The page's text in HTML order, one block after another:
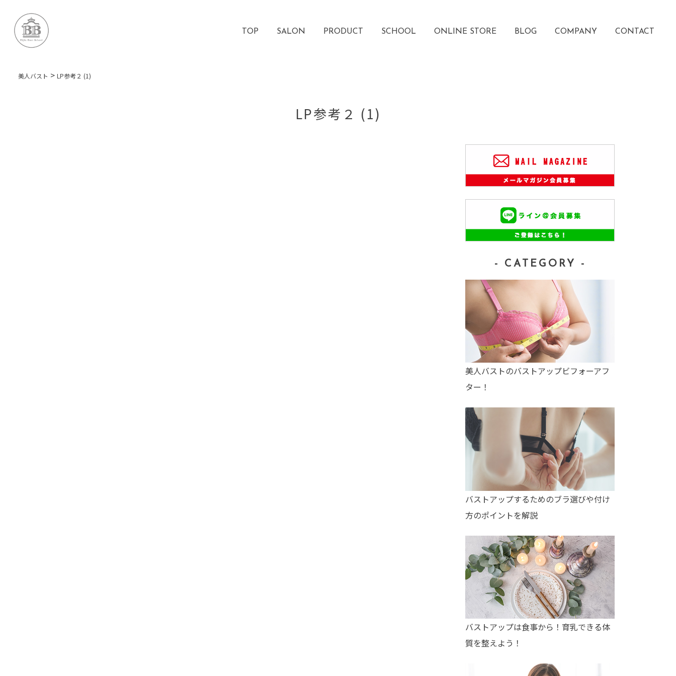
TOP SALON PRODUCT SCHOOL ONLINE STORE BLOG COMPANY CONTACT
美人バスト > LP参考２ (1)
LP参考２ (1)
- CATEGORY -
美人バストのバストアップビフォーアフ
ター！
バストアップするためのブラ選びや付け
方のポイントを解説
バストアップは食事から！育乳できる体
質を整えよう！